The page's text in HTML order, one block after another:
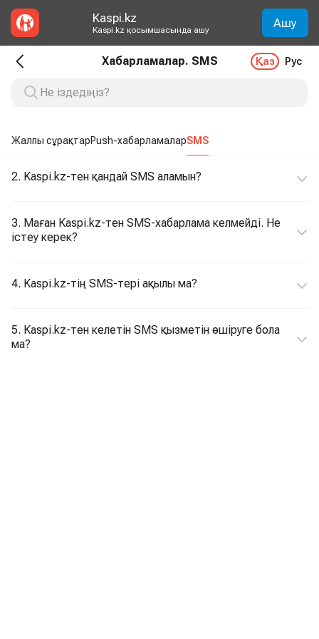
Kaspi.kz
Kaspi.kz қосымшасында ашу Ашу
Хабарламалар. SMS Қаз Рус
Жалпы сұрақтарPush-хабарламаларSMS
2. Kaspi.kz-тен қандай SMS аламын?
3. Маған Kaspi.kz-тен SMS-хабарлама келмейді. Не
істеу керек?
4. Kaspi.kz-тің SMS-тері ақылы ма?
5. Kaspi.kz-тен келетін SMS қызметін өшіруге бола
ма?